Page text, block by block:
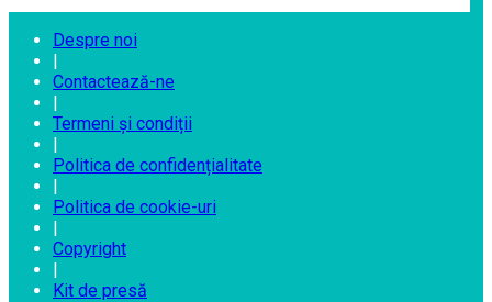
Despre noi
|
Contactează-ne
|
Termeni și condiții
|
Politica de confidențialitate
|
Politica de cookie-uri
|
Copyright
|
Kit de presă